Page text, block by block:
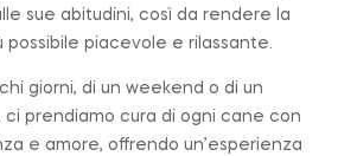
sue abitudini, così da rendere la
possibile piacevole e rilassante.
giorni, di un weekend o di un
ci prendiamo cura di ogni cane con
e amore, offrendo un’esperienza